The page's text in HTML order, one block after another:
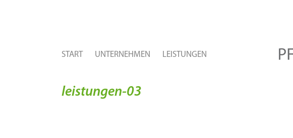
START UNTERNEHMEN LEISTUNGEN
leistungen-03